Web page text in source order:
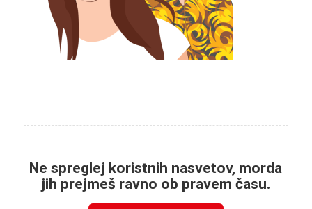
Ne spreglej koristnih nasvetov, morda
jih prejmeš ravno ob pravem času.